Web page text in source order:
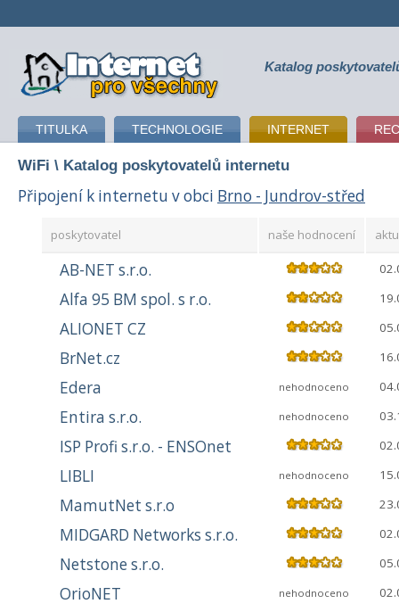
připojení k internetu Katalog
TITULKA TECHNOLOGIE INTERNET
WiFi \ Katalog poskytovatelů internetu
Připojení k internetu v obci Brno - Jundrov-střed
poskytovatel naše hodnocení
AB-NET s.r.o.
Alfa 95 BM spol. s r.o.
ALIONET CZ
BrNet.cz
Edera nehodnoceno
Entira s.r.o. nehodnoceno
ISP Profi s.r.o. - ENSOnet
LIBLI nehodnoceno
MamutNet s.r.o
MIDGARD Networks s.r.o.
Netstone s.r.o.
OrioNET nehodnoceno